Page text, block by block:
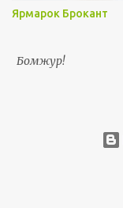
Ярмарок Брокант
Бомжур!